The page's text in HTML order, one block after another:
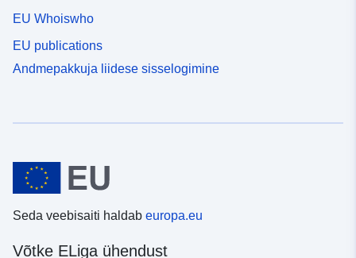
EU Whoiswho
EU publications
Andmepakkuja liidese sisselogimine
Seda veebisaiti haldab europa.eu
Võtke ELiga ühendust